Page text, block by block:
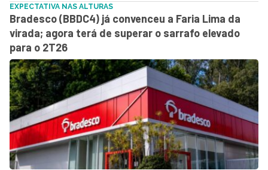
EXPECTATIVA NAS ALTURAS
Bradesco (BBDC4) já convenceu a Faria Lima da
virada; agora terá de superar o sarrafo elevado
para o 2T26